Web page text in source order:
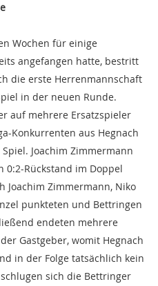
Wochen für einige
angefangen hatte, bestritt
die erste Herrenmannschaft
in der neuen Runde.
auf mehrere Ersatzspieler
Konkurrenten aus Hegnach
Joachim Zimmermann
0:2-Rückstand im Doppel
Joachim Zimmermann, Niko
punkteten und Bettringen
endeten mehrere
Gastgeber, womit Hegnach
in der Folge tatsächlich kein
sich die Bettringer